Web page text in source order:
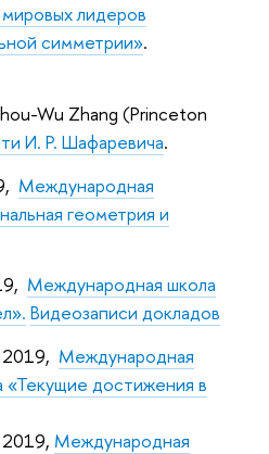
лидеров
симметрии».
Wu Zhang (Princeton
И. Р. Шафаревича.
Международная
геометрия и
Международная школа
Видеозаписи докладов
2019, Международная
«Текущие достижения в
2019, Международная